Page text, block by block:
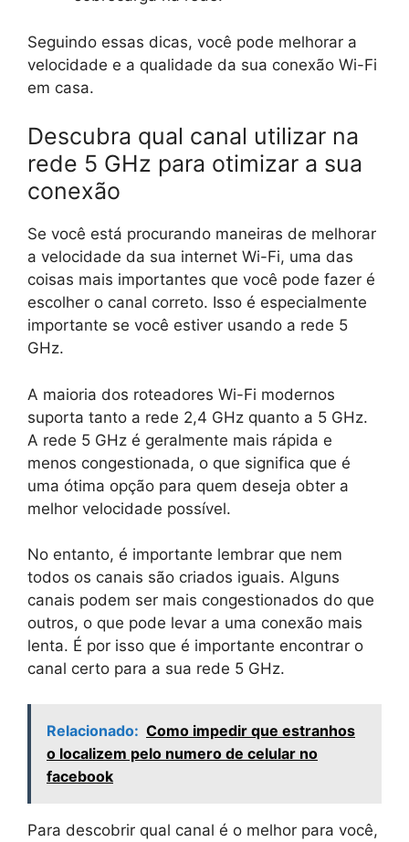
Seguindo essas dicas, você pode melhorar a
velocidade e a qualidade da sua conexão Wi-Fi
em casa.
Descubra qual canal utilizar na
rede 5 GHz para otimizar a sua
conexão
Se você está procurando maneiras de melhorar
a velocidade da sua internet Wi-Fi, uma das
coisas mais importantes que você pode fazer é
escolher o canal correto. Isso é especialmente
importante se você estiver usando a rede 5
GHz.
A maioria dos roteadores Wi-Fi modernos
suporta tanto a rede 2,4 GHz quanto a 5 GHz.
A rede 5 GHz é geralmente mais rápida e
menos congestionada, o que significa que é
uma ótima opção para quem deseja obter a
melhor velocidade possível.
No entanto, é importante lembrar que nem
todos os canais são criados iguais. Alguns
canais podem ser mais congestionados do que
outros, o que pode levar a uma conexão mais
lenta. É por isso que é importante encontrar o
canal certo para a sua rede 5 GHz.
Relacionado: Como impedir que estranhos
o localizem pelo numero de celular no
facebook
Para descobrir qual canal é o melhor para você,